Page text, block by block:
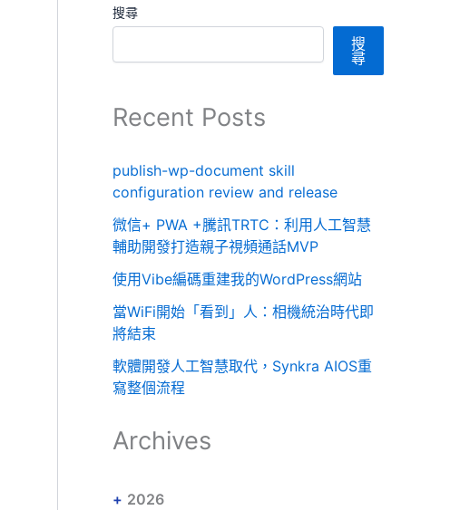
搜尋
搜
尋
Recent Posts
publish-wp-document skill
configuration review and release
微信+ PWA +騰訊TRTC：利用人工智慧
輔助開發打造親子視頻通話MVP
使用Vibe編碼重建我的WordPress網站
當WiFi開始「看到」人：相機統治時代即
將結束
軟體開發人工智慧取代，Synkra AIOS重
寫整個流程
Archives
2026